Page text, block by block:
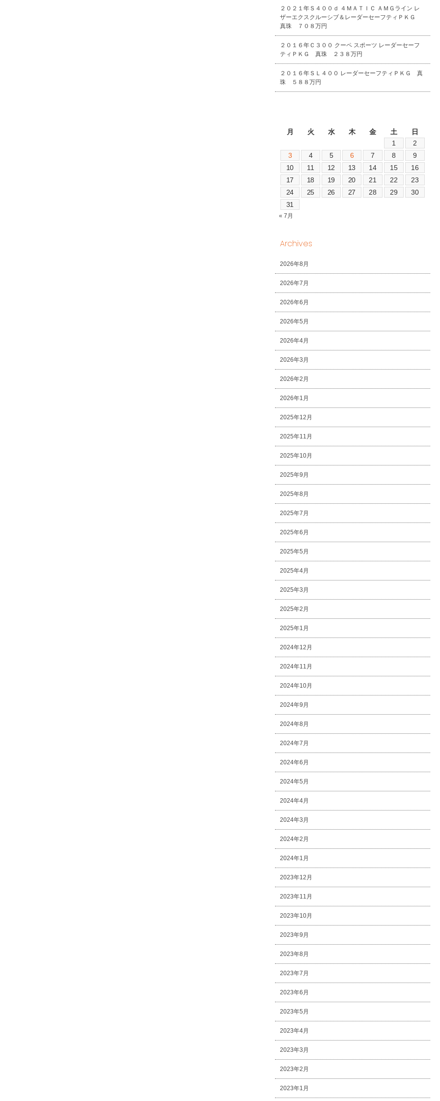
２０２１年Ｓ４００ｄ ４ＭＡＴＩＣ ＡＭＧライン レ
ザーエクスクルーシブ＆レーダーセーフティＰＫＧ
真珠 ７０８万円
２０１６年Ｃ３００ クーペ スポーツ レーダーセーフ
ティＰＫＧ 真珠 ２３８万円
２０１６年ＳＬ４００ レーダーセーフティＰＫＧ 真
珠 ５８８万円
月
火 水 木 金 土
日
1
2
3
4 5 6 7 8
9
10
11 12 13 14 15
16
17
18 19 20 21 22
23
24
25 26 27 28 29
30
31
« 7月
Archives
2026年8月
2026年7月
2026年6月
2026年5月
2026年4月
2026年3月
2026年2月
2026年1月
2025年12月
2025年11月
2025年10月
2025年9月
2025年8月
2025年7月
2025年6月
2025年5月
2025年4月
2025年3月
2025年2月
2025年1月
2024年12月
2024年11月
2024年10月
2024年9月
2024年8月
2024年7月
2024年6月
2024年5月
2024年4月
2024年3月
2024年2月
2024年1月
2023年12月
2023年11月
2023年10月
2023年9月
2023年8月
2023年7月
2023年6月
2023年5月
2023年4月
2023年3月
2023年2月
2023年1月